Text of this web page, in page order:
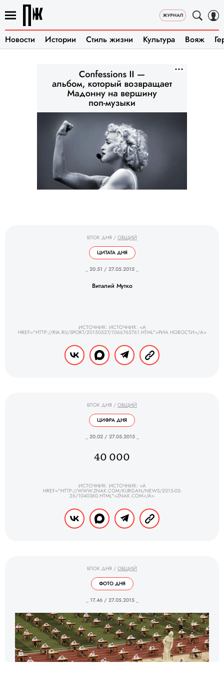
Новости Истории Стиль жизни Культура Вояж
БЛОК ДНЯ / ОБЩИЙ
ЦИТАТА ДНЯ
_ 20.51 / 27.05.2015 _
Виталий Мутко
ИСТОЧНИК: ИСТОЧНИК: <A
HREF="HTTP://RIA.RU/SPORT/20150527/1066765761.HTML">РИА НОВОСТИ</A>
БЛОК ДНЯ / ОБЩИЙ
ЦИФРА ДНЯ
_ 20.02 / 27.05.2015 _
40 000
ИСТОЧНИК: ИСТОЧНИК: <A
HREF="HTTP://WWW.ZNAK.COM/KURGAN/NEWS/2015-05-
26/1040360.HTML">ZNAK.COM</A>
БЛОК ДНЯ / ОБЩИЙ
ФОТО ДНЯ
_ 17.46 / 27.05.2015 _